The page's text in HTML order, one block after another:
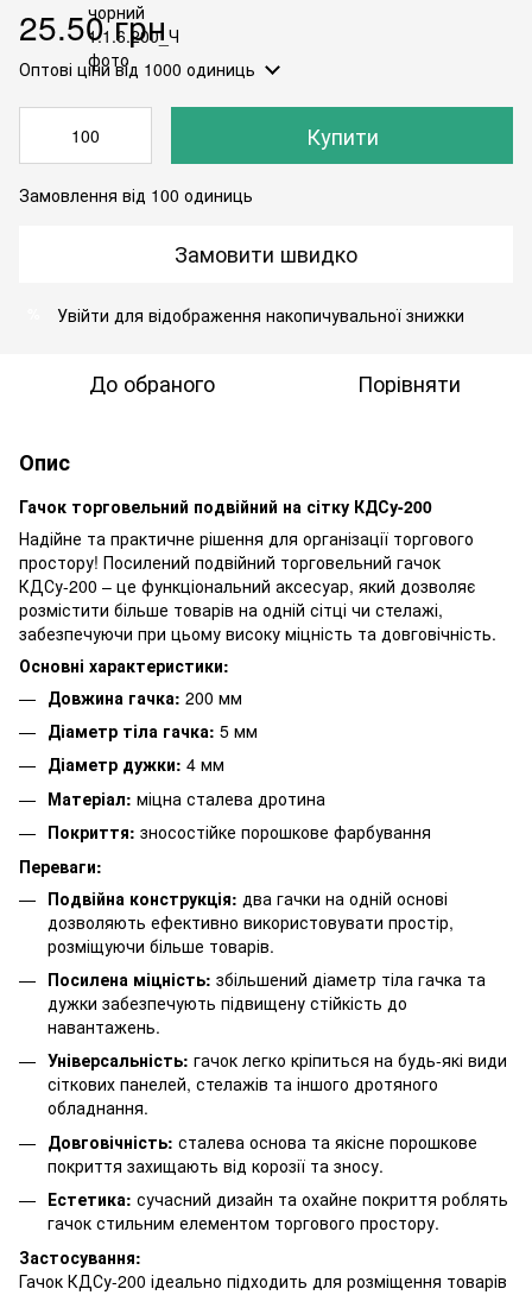
25.50 грн
Оптові ціни від 1000 одиниць
Купити
Замовлення від 100 одиниць
Замовити швидко
Увійти для відображення накопичувальної знижки
До обраного Порівняти
Опис
Гачок торговельний подвійний на сітку КДСу-200
Надійне та практичне рішення для організації торгового
простору! Посилений подвійний торговельний гачок
КДСу-200 – це функціональний аксесуар, який дозволяє
розмістити більше товарів на одній сітці чи стелажі,
забезпечуючи при цьому високу міцність та довговічність.
Основні характеристики:
Довжина гачка: 200 мм
Діаметр тіла гачка: 5 мм
Діаметр дужки: 4 мм
Матеріал: міцна сталева дротина
Покриття: зносостійке порошкове фарбування
Переваги:
Подвійна конструкція: два гачки на одній основі
дозволяють ефективно використовувати простір,
розміщуючи більше товарів.
Посилена міцність: збільшений діаметр тіла гачка та
дужки забезпечують підвищену стійкість до
навантажень.
Універсальність: гачок легко кріпиться на будь-які види
сіткових панелей, стелажів та іншого дротяного
обладнання.
Довговічність: сталева основа та якісне порошкове
покриття захищають від корозії та зносу.
Естетика: сучасний дизайн та охайне покриття роблять
гачок стильним елементом торгового простору.
Застосування:
Гачок КДСу-200 ідеально підходить для розміщення товарів